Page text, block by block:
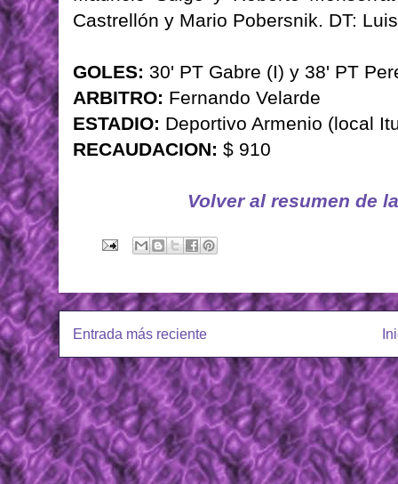
Castrellón y Mario Pobersnik. DT:
GOLES: 30' PT Gabre (I) y 38' PT
ARBITRO: Fernando Velarde
ESTADIO: Deportivo Armenio (local
RECAUDACION: $ 910
Volver al resumen de
Entrada más reciente